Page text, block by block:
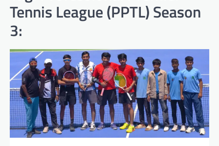
Tennis League (PPTL) Season
3: